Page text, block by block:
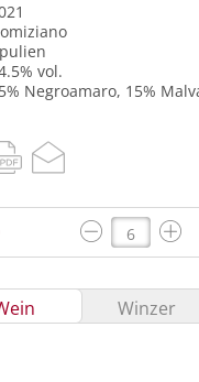
vol.
Negroamaro, 15%
Winzer